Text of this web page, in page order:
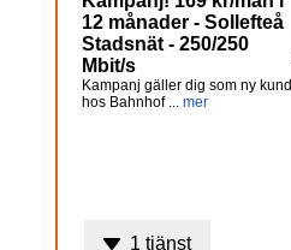
12 månader - Sollefteå
Stadsnät - 250/250
Mbit/s
Kampanj gäller dig som ny kund
hos Bahnhof ... mer
1 tjänst